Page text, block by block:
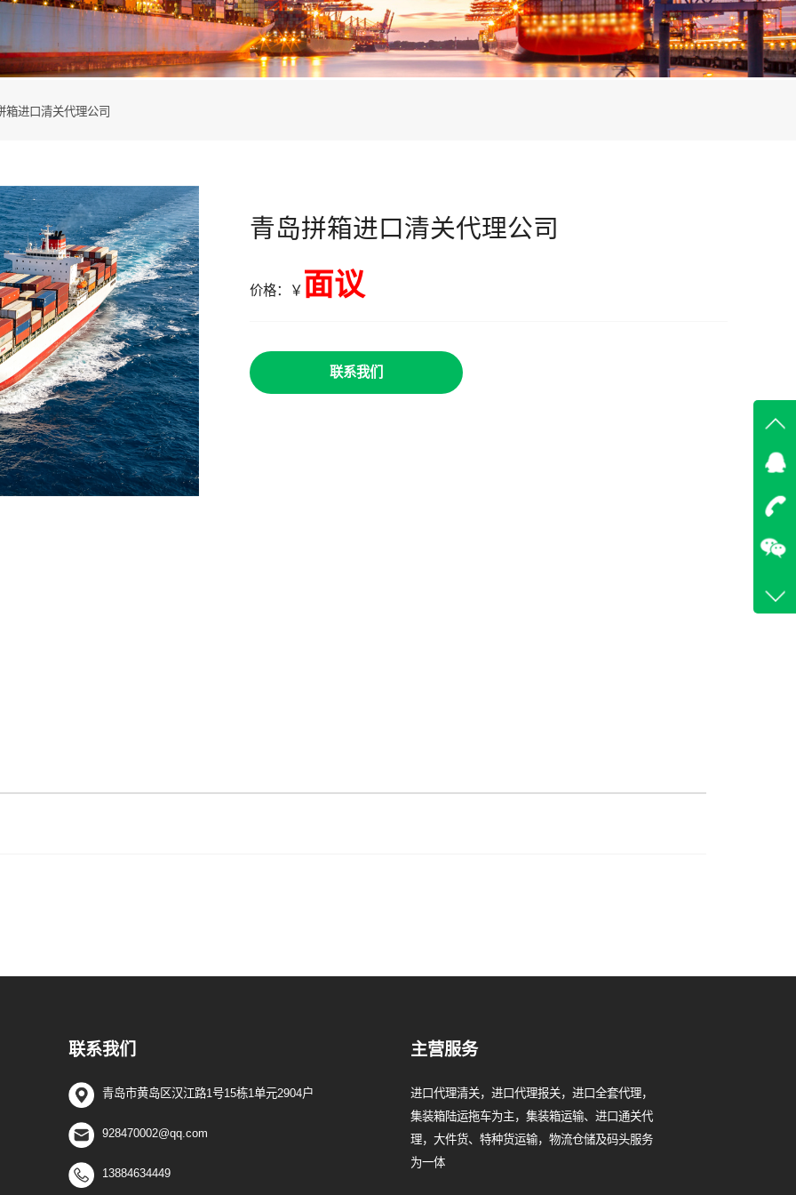
箱进口清关代理公司
青岛拼箱进口清关代理公司
价格：￥ 面议
联系我们
联系我们
青岛市黄岛区汉江路1号15栋1单元2904户
928470002@qq.com
13884634449
主营服务
进口代理清关，进口代理报关，进口全套代理，
集装箱陆运拖车为主，集装箱运输、进口通关代
理，大件货、特种货运输，物流仓储及码头服务
为一体